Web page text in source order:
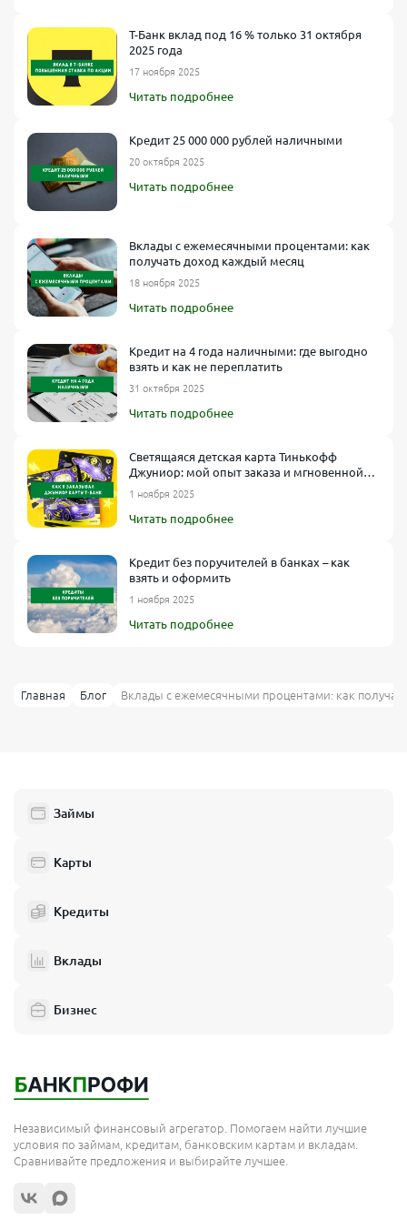
Т-Банк вклад под 16 % только 31 октября
2025 года
17 ноября 2025
Читать подробнее
Кредит 25 000 000 рублей наличными
20 октября 2025
Читать подробнее
Вклады с ежемесячными процентами: как
получать доход каждый месяц
18 ноября 2025
Читать подробнее
Кредит на 4 года наличными: где выгодно
взять и как не переплатить
31 октября 2025
Читать подробнее
Светящаяся детская карта Тинькофф
Джуниор: мой опыт заказа и мгновенной
доставки
1 ноября 2025
Читать подробнее
Кредит без поручителей в банках – как
взять и оформить
1 ноября 2025
Читать подробнее
Главная Блог Вклады с ежемесячными процентами: как
Займы
Карты
Кредиты
Вклады
Бизнес
Независимый финансовый агрегатор. Помогаем найти лучшие
условия по займам, кредитам, банковским картам и вкладам.
Сравнивайте предложения и выбирайте лучшее.